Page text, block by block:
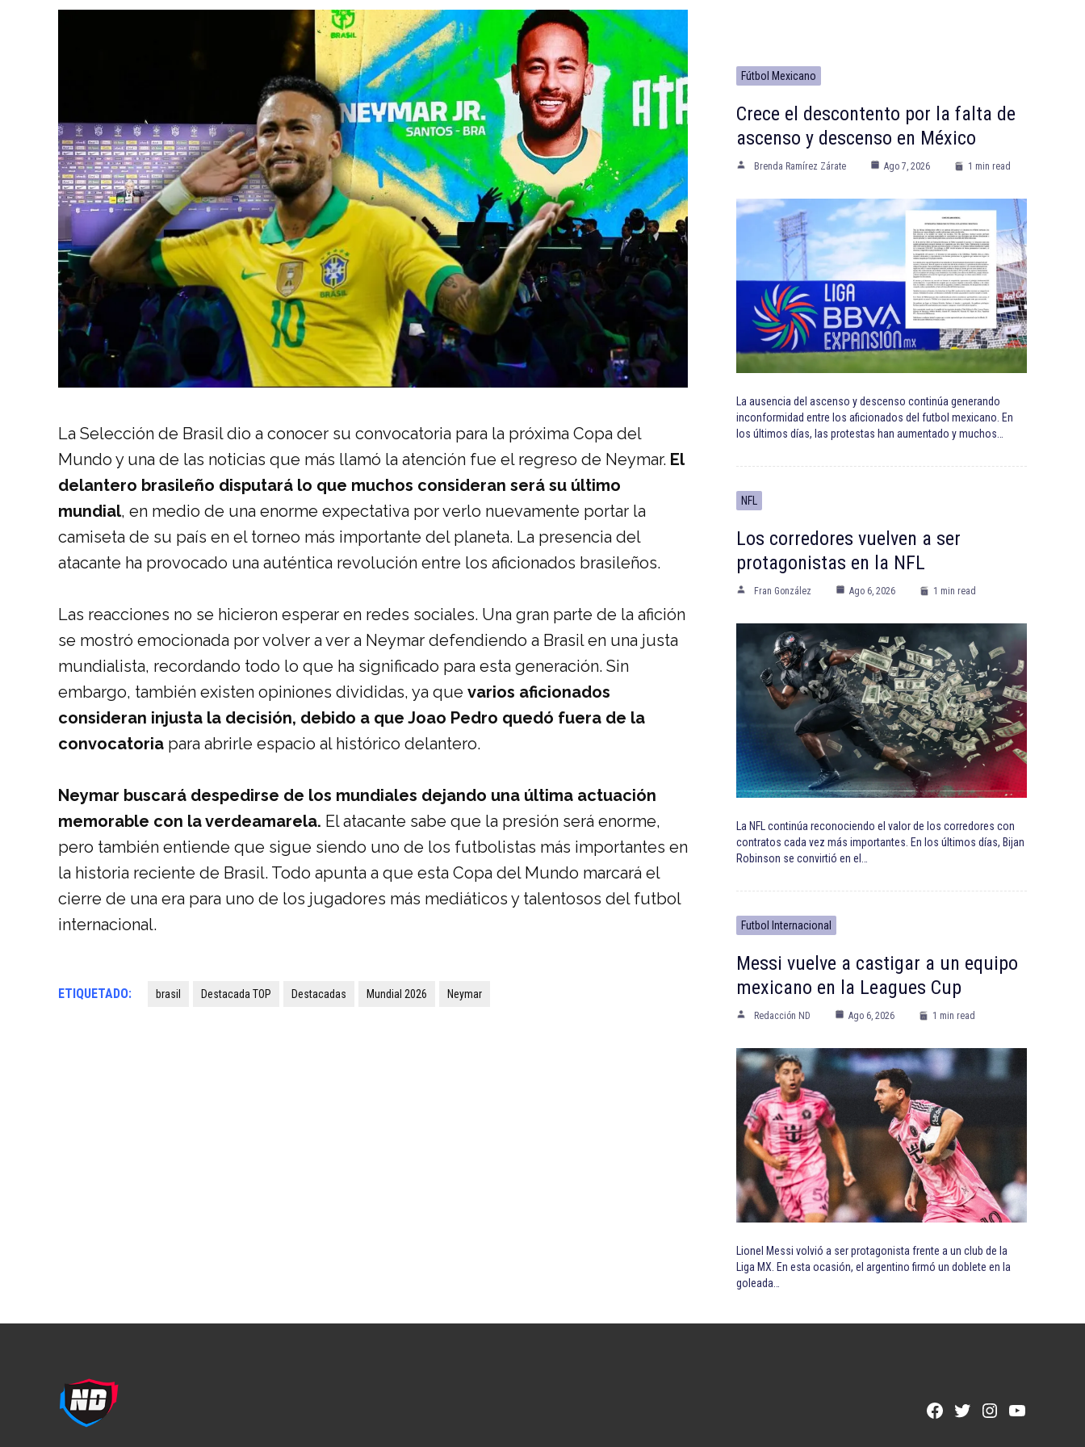
La Selección de Brasil dio a conocer su convocatoria para la próxima Copa del
Mundo y una de las noticias que más llamó la atención fue el regreso de Neymar. El
delantero brasileño disputará lo que muchos consideran será su último
mundial, en medio de una enorme expectativa por verlo nuevamente portar la
camiseta de su país en el torneo más importante del planeta. La presencia del
atacante ha provocado una auténtica revolución entre los aficionados brasileños.
Las reacciones no se hicieron esperar en redes sociales. Una gran parte de la afición
se mostró emocionada por volver a ver a Neymar defendiendo a Brasil en una justa
mundialista, recordando todo lo que ha significado para esta generación. Sin
embargo, también existen opiniones divididas, ya que varios aficionados
consideran injusta la decisión, debido a que Joao Pedro quedó fuera de la
convocatoria para abrirle espacio al histórico delantero.
Neymar buscará despedirse de los mundiales dejando una última actuación
memorable con la verdeamarela. El atacante sabe que la presión será enorme,
pero también entiende que sigue siendo uno de los futbolistas más importantes en
la historia reciente de Brasil. Todo apunta a que esta Copa del Mundo marcará el
cierre de una era para uno de los jugadores más mediáticos y talentosos del futbol
internacional.
ETIQUETADO: brasil Destacada TOP Destacadas Mundial 2026 Neymar
Fútbol Mexicano
Crece el descontento por la falta de
ascenso y descenso en México
Brenda Ramírez Zárate Ago 7, 2026 1 min read
La ausencia del ascenso y descenso continúa generando
inconformidad entre los aficionados del futbol mexicano. En
los últimos días, las protestas han aumentado y muchos…
NFL
Los corredores vuelven a ser
protagonistas en la NFL
Fran González Ago 6, 2026 1 min read
La NFL continúa reconociendo el valor de los corredores con
contratos cada vez más importantes. En los últimos días, Bijan
Robinson se convirtió en el…
Futbol Internacional
Messi vuelve a castigar a un equipo
mexicano en la Leagues Cup
Redacción ND Ago 6, 2026 1 min read
Lionel Messi volvió a ser protagonista frente a un club de la
Liga MX. En esta ocasión, el argentino firmó un doblete en la
goleada…
Facebook
TwitterInstagram
YouTube